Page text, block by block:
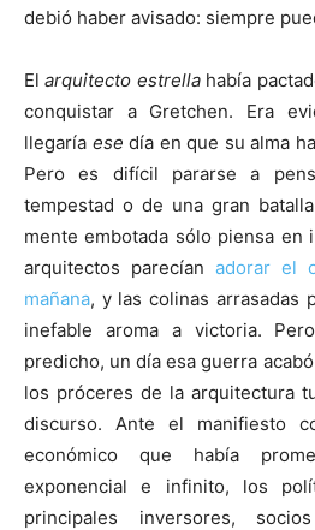
debió haber avisado: siempre
Elarquitecto estrellahabía
conquistar a Gretchen. Era
llegaría ese día en que su alma
Pero es difícil pararse a
tempestad o de una gran
mente embotada sólo piensa en
arquitectos parecían adorar el
mañana, y las colinas arrasadas
inefable aroma a victoria.
predicho, un día esa guerra
los próceres de la arquitectura
discurso. Ante el manifiesto
económico que había
exponencial e infinito, los
principales inversores,